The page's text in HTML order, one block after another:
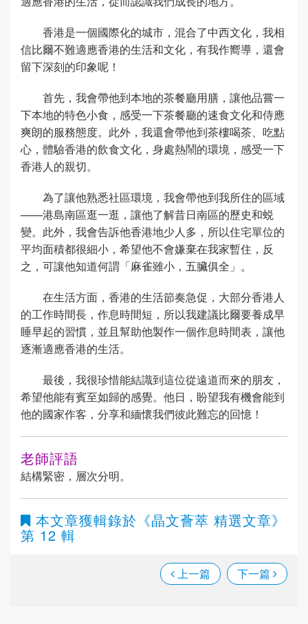
香港是一個國際化的城市，混合了中西文化，我相
信比爾不難適應香港的生活和文化，有我作嚮導，還會
留下深刻的印象呢！
首先，我會帶他到本地的茶餐廳用膳，讓他品嘗一
下本地的特色小食，感受一下茶餐廳的速食文化和侍應
爽朗的服務態度。此外，我還會帶他到茶樓喝茶、吃點
心，體驗香港的飲食文化，身處熱鬧的環境，感受一下
香港人的親切。
為了讓他熟悉社區環境，我會帶他到我所住的區域
——港島南區逛一逛，讓他了解昔日南區的歷史和蜕
變。此外，我會告訴他香港地少人多，所以住宅單位的
平均面積都很細小，希望他不會嫌棄在我家暫住，反
之，可讓他知道何謂「麻雀雖小，五臟俱全」。
在生活方面，香港的生活節奏急促，大部分香港人
的工作時間長，作息時間短，所以我建議比爾要養成早
睡早起的習慣，並且幫助他製作一個作息時間表，讓他
逐漸適應香港的生活。
最後，我很珍惜能結識到這位從遠道而來的朋友，
希望他能有賓至如歸的感覺。他日，盼望我有機會能到
他的國家作客，分享和緬懷我們彼此難忘的回憶！
老師評語
結構緊密，層次分明。
本文章獲輯錄於 《晶文薈萃 精選文章》
第 12 輯
上一篇 下一篇